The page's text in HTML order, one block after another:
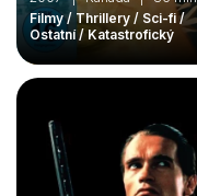
Filmy / Thrillery / Sci-fi /
Ostatní / Katastrofický